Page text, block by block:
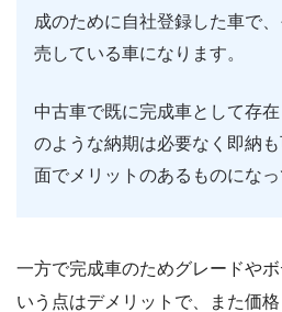
成のために自社登録した車で
売している車になります。
中古車で既に完成車として存
のような納期は必要なく即納
面でメリットのあるものになっ
一方で完成車のためグレードや
いう点はデメリットで、また価